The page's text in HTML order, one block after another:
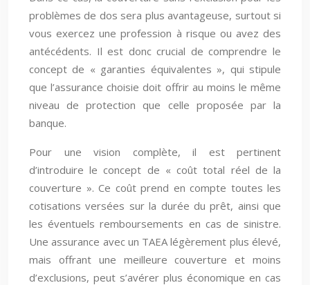
problèmes de dos sera plus avantageuse, surtout si
vous exercez une profession à risque ou avez des
antécédents. Il est donc crucial de comprendre le
concept de « garanties équivalentes », qui stipule
que l’assurance choisie doit offrir au moins le même
niveau de protection que celle proposée par la
banque.
Pour une vision complète, il est pertinent
d’introduire le concept de « coût total réel de la
couverture ». Ce coût prend en compte toutes les
cotisations versées sur la durée du prêt, ainsi que
les éventuels remboursements en cas de sinistre.
Une assurance avec un TAEA légèrement plus élevé,
mais offrant une meilleure couverture et moins
d’exclusions, peut s’avérer plus économique en cas